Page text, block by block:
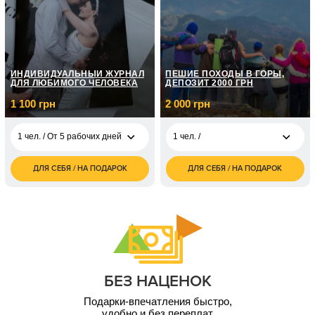
1 чел. / 12 мес
5 000
1 чел. / 12 мес
10 000
1 чел. /
ИНДИВИДУАЛЬНЫЙ ЖУРНАЛ
ДЛЯ ЛЮБИМОГО ЧЕЛОВЕКА
1 100 грн
1 чел. / От 5 рабочих дней
1 чел. / От 5 рабочих
дней
грн
ДЛЯ СЕБЯ / НА ПОДАРОК
ПЕШИЕ ПОХОДЫ В ГОРЫ,
ДЕПОЗИТ 2000 ГРН
2 000 грн
1 чел. /
2 000
грн
1 чел. / 12 мес
ДЛЯ СЕБЯ / НА ПОДАРОК
БЕЗ НАЦЕНОК
Подарки-впечатления быстро,